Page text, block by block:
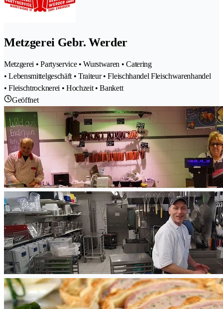
Metzgerei Gebr. Werder
Metzgerei • Partyservice • Wurstwaren • Catering
• Lebensmittelgeschäft • Traiteur • Fleischhandel Fleischwarenhandel
• Fleischtrocknerei • Hochzeit • Bankett
Geöffnet